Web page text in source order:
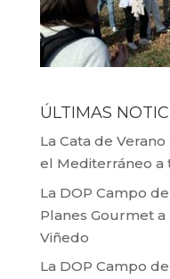
ÚLTIMAS
La Cata de
el Mediterráneo a
La DOP Campo
Planes Gourmet
Viñedo
La DOP Campo